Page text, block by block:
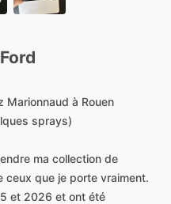
Ford
Marionnaud à Rouen
sprays)
ma collection de
ceux que je porte vraiment.
et 2026 et ont été